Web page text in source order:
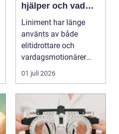
hjälper och vad
man bör tänka på
Liniment har länge
använts av både
elitidrottare och
vardagsmotionärer
för...
01 juli 2026